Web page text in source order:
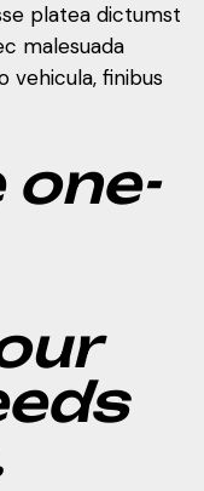
platea dictumst
malesuada
vehicula, finibus
one-